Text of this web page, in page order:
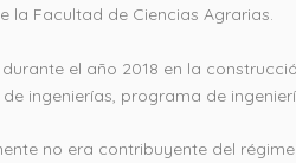
Facultad de Ciencias Agrarias.
el año 2018 en la
ingenierías, programa de
no era contribuyente del